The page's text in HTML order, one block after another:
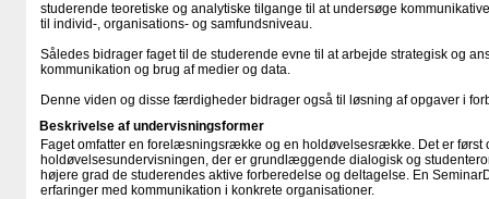
studerende teoretiske og analytiske tilgange til at undersøge
til individ-, organisations- og samfundsniveau.
Således bidrager faget til de studerende evne til at arbejde strategisk og
kommunikation og brug af medier og data.
Denne viden og disse færdigheder bidrager også til løsning af opgaver i
Beskrivelse af undervisningsformer
Faget omfatter en forelæsningsrække og en holdøvelsesrække. Det er først
holdøvelsesundervisningen, der er grundlæggende dialogisk og
højere grad de studerendes aktive forberedelse og deltagelse. En
erfaringer med kommunikation i konkrete organisationer.